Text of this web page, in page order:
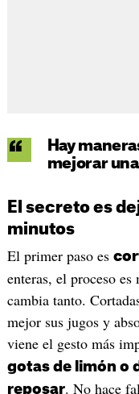
Hay
mejorar
El secreto es
minutos
El primer paso es
enteras, el proceso
cambia tanto.
mejor sus jugos y
viene el gesto más
gotas de limón o
reposar. No hace